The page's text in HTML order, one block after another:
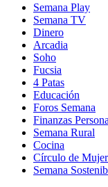
Semana Play
Semana TV
Dinero
Arcadia
Soho
in
new
window
Fucsia
in
new
window
4 Patas
Educación
Foros Semana
Finanzas
Semana Rural
Cocina
Círculo de
Semana